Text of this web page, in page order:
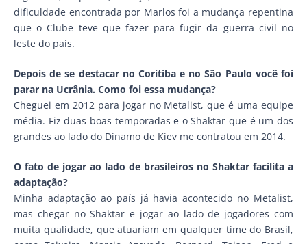
dificuldade encontrada por Marlos foi a mudança repentina
que o Clube teve que fazer para fugir da guerra civil no
leste do país.
Depois de se destacar no Coritiba e no São Paulo você foi
parar na Ucrânia. Como foi essa mudança?
Cheguei em 2012 para jogar no Metalist, que é uma equipe
média. Fiz duas boas temporadas e o Shaktar que é um dos
grandes ao lado do Dinamo de Kiev me contratou em 2014.
O fato de jogar ao lado de brasileiros no Shaktar facilita a
adaptação?
Minha adaptação ao país já havia acontecido no Metalist,
mas chegar no Shaktar e jogar ao lado de jogadores com
muita qualidade, que atuariam em qualquer time do Brasil,